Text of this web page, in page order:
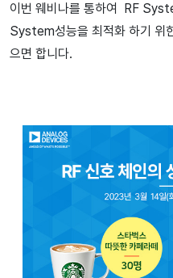
이번 웨비나를 통하여 RF
System성능을 최적화 하기 위
으면 합니다.